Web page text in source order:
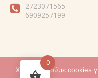
2723071565
6909257199
0
Χρησιμοποιούμε cookies